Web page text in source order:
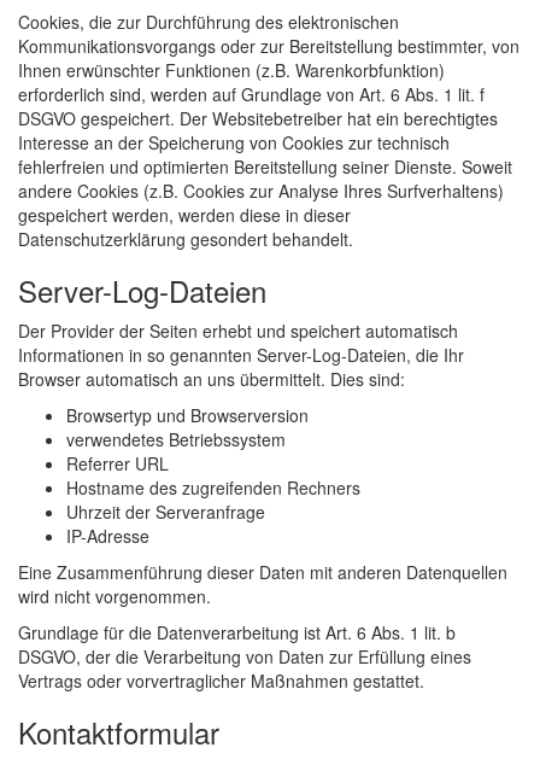
Cookies, die zur Durchführung des elektronischen
Kommunikationsvorgangs oder zur Bereitstellung bestimmter, von
Ihnen erwünschter Funktionen (z.B. Warenkorbfunktion)
erforderlich sind, werden auf Grundlage von Art. 6 Abs. 1 lit. f
DSGVO gespeichert. Der Websitebetreiber hat ein berechtigtes
Interesse an der Speicherung von Cookies zur technisch
fehlerfreien und optimierten Bereitstellung seiner Dienste. Soweit
andere Cookies (z.B. Cookies zur Analyse Ihres Surfverhaltens)
gespeichert werden, werden diese in dieser
Datenschutzerklärung gesondert behandelt.
Server-Log-Dateien
Der Provider der Seiten erhebt und speichert automatisch
Informationen in so genannten Server-Log-Dateien, die Ihr
Browser automatisch an uns übermittelt. Dies sind:
Browsertyp und Browserversion
verwendetes Betriebssystem
Referrer URL
Hostname des zugreifenden Rechners
Uhrzeit der Serveranfrage
IP-Adresse
Eine Zusammenführung dieser Daten mit anderen Datenquellen
wird nicht vorgenommen.
Grundlage für die Datenverarbeitung ist Art. 6 Abs. 1 lit. b
DSGVO, der die Verarbeitung von Daten zur Erfüllung eines
Vertrags oder vorvertraglicher Maßnahmen gestattet.
Kontaktformular